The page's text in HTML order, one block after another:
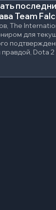
Team
The
для
Dota